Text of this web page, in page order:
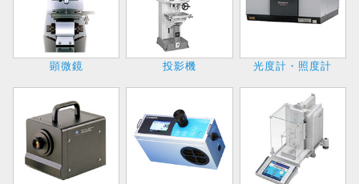
顕微鏡 投影機 光度計・照度計